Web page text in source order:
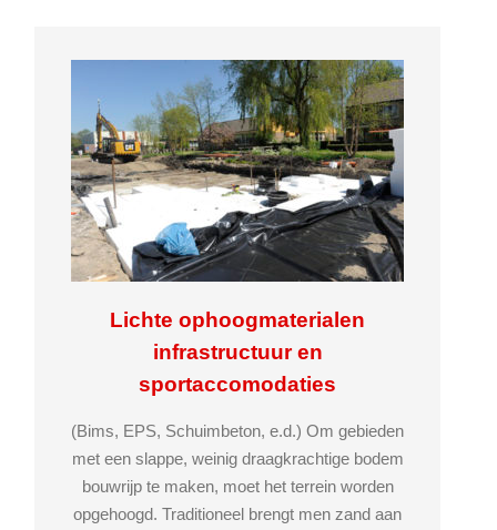
Lichte ophoogmaterialen
infrastructuur en
sportaccomodaties
(Bims, EPS, Schuimbeton, e.d.) Om gebieden
met een slappe, weinig draagkrachtige bodem
bouwrijp te maken, moet het terrein worden
opgehoogd. Traditioneel brengt men zand aan